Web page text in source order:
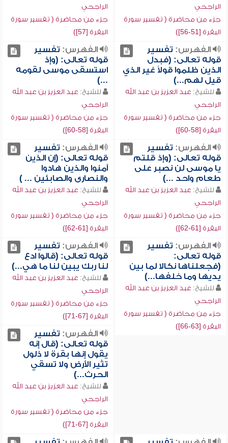
الراجحي
جزء من محاضرة ( تفسير سورة
البقرة [51-56])
الراجحي
جزء من محاضرة ( تفسير سورة
البقرة [57])
الفهرس: تفسير
قوله تعالى: (فبدل
الذين ظلموا قولاً غير الذي
قيل لهم...)
للشيخ: عبد العزيز بن عبد الله
الراجحي
جزء من محاضرة ( تفسير سورة
البقرة [58-60])
الفهرس: تفسير
قوله تعالى: (وإذ
استسقى موسى لقومه
...)
للشيخ: عبد العزيز بن عبد الله
الراجحي
جزء من محاضرة ( تفسير سورة
البقرة [58-60])
الفهرس: تفسير
قوله تعالى: (وإذ قلتم
يا موسى لن نصبر على
طعام واحد ...)
للشيخ: عبد العزيز بن عبد الله
الراجحي
جزء من محاضرة ( تفسير سورة
البقرة [61-62])
الفهرس: تفسير
قوله تعالى: (إن الذين
آمنوا والذين هادوا
والنصارى والصابئين ... )
للشيخ: عبد العزيز بن عبد الله
الراجحي
جزء من محاضرة ( تفسير سورة
البقرة [61-62])
الفهرس: تفسير
قوله تعالى:
(فجعلناها نكالا لما بين
يديها وما خلفها...)
للشيخ: عبد العزيز بن عبد الله
الراجحي
جزء من محاضرة ( تفسير سورة
البقرة [63-66])
الفهرس: تفسير
قوله تعالى: (قالوا ادع
لنا ربك يبين لنا ما هي...)
للشيخ: عبد العزيز بن عبد الله
الراجحي
جزء من محاضرة ( تفسير سورة
البقرة [67-71])
الفهرس: تفسير
قوله تعالى: (قال إنه
يقول إنها بقرة لا ذلول
تثير الأرض ولا تسقي
الحرث...)
للشيخ: عبد العزيز بن عبد الله
الراجحي
جزء من محاضرة ( تفسير سورة
البقرة [67-71])